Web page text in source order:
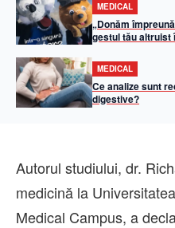
MEDICAL
„Donăm
gestul tău altruist
MEDICAL
Ce analize sunt
digestive?
Autorul studiului, dr.
medicină la
Medical Campus, a